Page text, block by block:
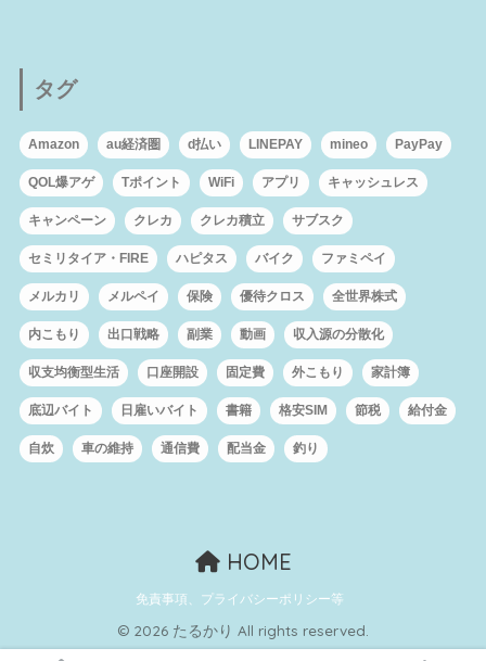
タグ
Amazon au経済圏 d払い LINEPAY mineo PayPay
QOL爆アゲ Tポイント WiFi アプリ キャッシュレス
キャンペーン クレカ クレカ積立 サブスク
セミリタイア・FIRE ハピタス バイク ファミペイ
メルカリ メルペイ 保険 優待クロス 全世界株式
内こもり 出口戦略 副業 動画 収入源の分散化
収支均衡型生活 口座開設 固定費 外こもり 家計簿
底辺バイト 日雇いバイト 書籍 格安SIM 節税 給付金
自炊 車の維持 通信費 配当金 釣り
HOME
免責事項、プライバシーポリシー等
© 2026 たるかり All rights reserved.